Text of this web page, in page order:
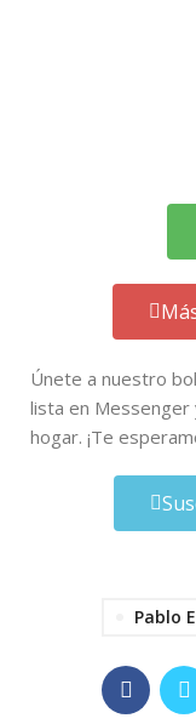
Únete a nuestro
lista en
hogar. ¡Te
Pablo